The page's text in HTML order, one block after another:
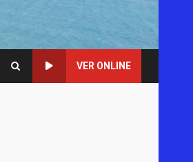
VER ONLINE